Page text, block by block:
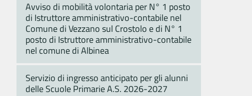
Avviso di mobilità volontaria per N° 1 posto
di Istruttore amministrativo-contabile nel
Comune di Vezzano sul Crostolo e di N° 1
posto di Istruttore amministrativo-contabile
nel comune di Albinea
Servizio di ingresso anticipato per gli alunni
delle Scuole Primarie A.S. 2026-2027